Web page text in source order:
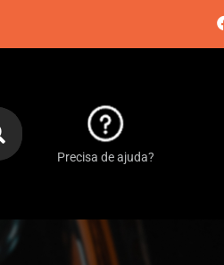
Precisa de ajuda?